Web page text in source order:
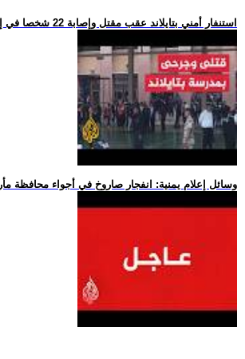
.. استنفار أمني بتايلاند عقب مقتل وإصابة 22 شخصا في إطلاق نار ب
.. وسائل إعلام يمنية: انفجار صاروخ في أجواء محافظة